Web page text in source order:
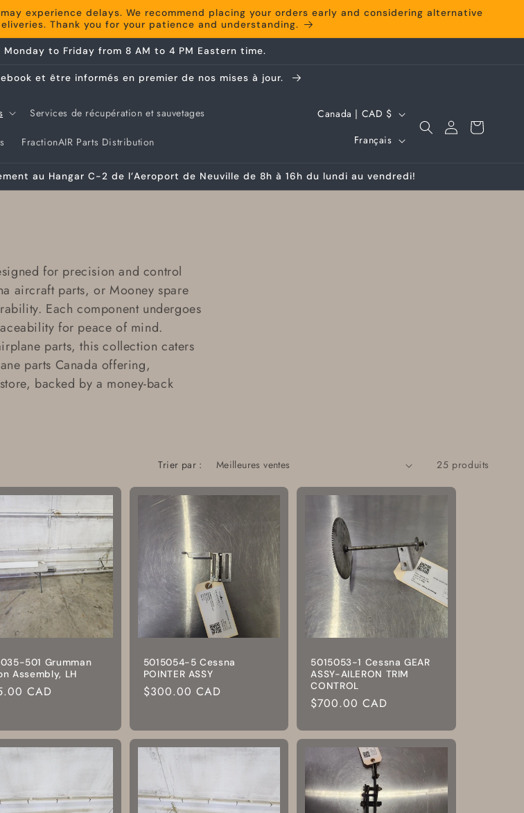
experience delays. We recommend placing your orders early and considering alternative
Thank you for your patience and understanding.
to Friday from 8 AM to 4 PM Eastern time.
et être informés en premier de nos mises à jour.
Services de récupération et sauvetages
FractionAIR Parts Distribution
P
s
Canada | CAD $
n
Français
ConnexionPanier
au Hangar C-2 de l’Aeroport de Neuville de 8h à 16h du lundi au vendredi!
for precision and control
aircraft parts, orMooney spare
Each component undergoes
for peace of mind.
parts, this collection caters
parts Canada offering,
, backed by a money-back
Trier par : 25 produits
501 Grumman
Assembly, LH
CAD
5015054-5 Cessna
POINTER ASSY
Prix
$300.00 CAD
5015053-1 Cessna GEAR
ASSY-AILERON TRIM
CONTROL
Prix
$700.00 CAD